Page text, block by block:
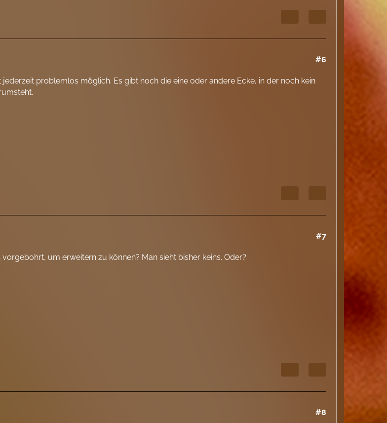
#6
jederzeit problemlos möglich. Es gibt noch die eine oder andere Ecke, in der noch kein
#7
um erweitern zu können? Man sieht bisher keins. Oder?
#8